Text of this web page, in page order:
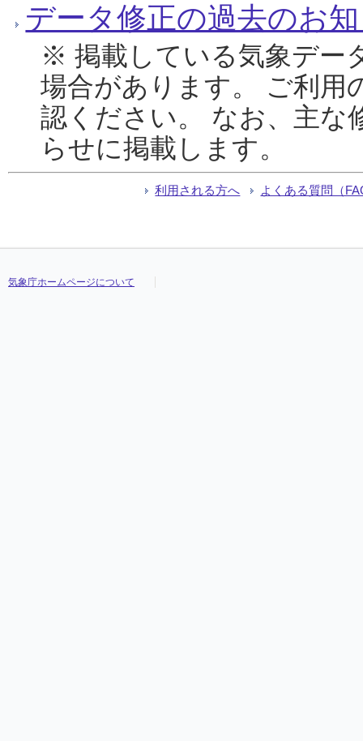
データ修正の過去のお
※ 掲載している気象デー
場合があります。 ご利用
認ください。 なお、主な
らせに掲載します。
利用される方へ よくある質問（
気象庁ホームページについて